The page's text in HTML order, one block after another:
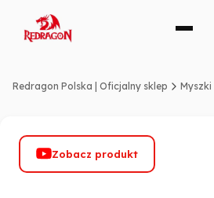
Redragon Polska | Oficjalny sklep Myszki
Zobacz produkt